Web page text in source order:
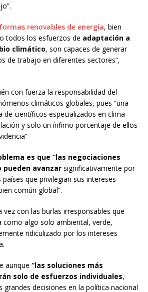
formas renovables de energía, bien
todos los esfuerzos de adaptación a
climático, son capaces de generar
de trabajo en diferentes sectores”,
con fuerza la responsabilidad del
climáticos globales, pues “una
de científicos especializados en clima
y solo un ínfimo porcentaje de ellos
es que “las negociaciones
pueden avanzar significativamente por
que privilegian sus intereses
común global”.
vez con las burlas irresponsables que
como algo solo ambiental, verde,
ridiculizado por los intereses
aunque “las soluciones más
solo de esfuerzos individuales,
grandes decisiones en la política nacional